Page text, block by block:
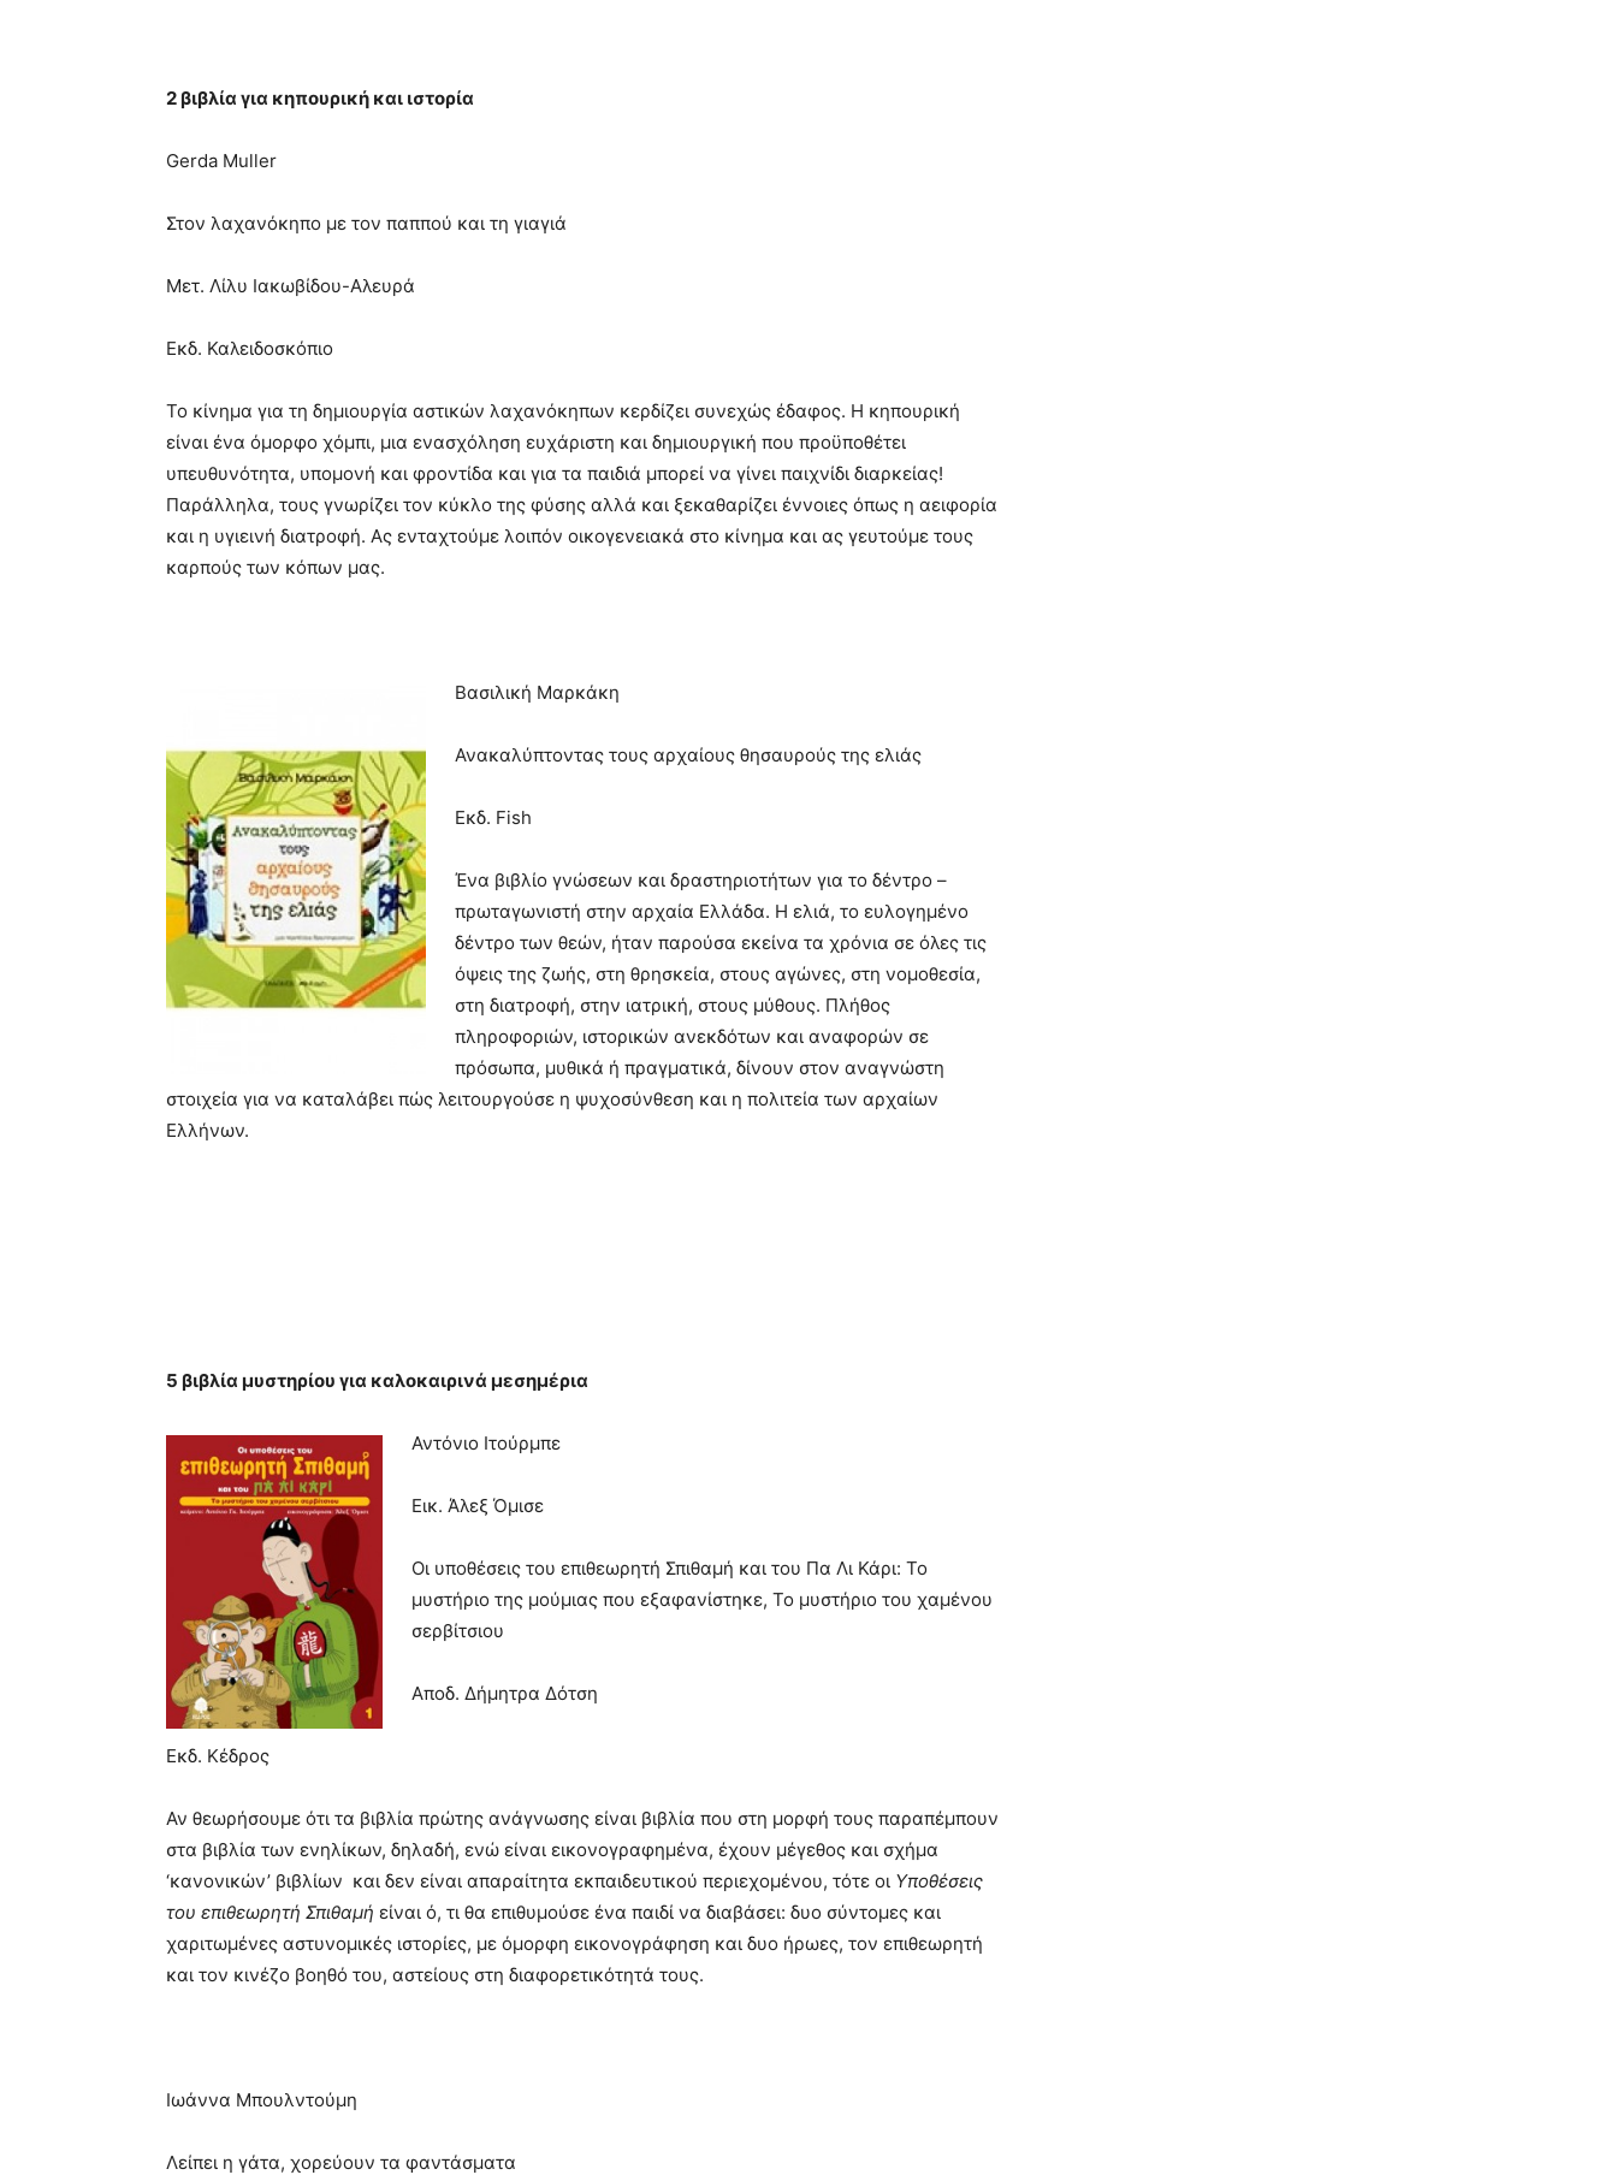
2 βιβλία για κηπουρική και ιστορία
Gerda Muller
Στον λαχανόκηπο με τον παππού και τη γιαγιά
Μετ. Λίλυ Ιακωβίδου-Αλευρά
Εκδ. Καλειδοσκόπιο
Το κίνημα για τη δημιουργία αστικών λαχανόκηπων κερδίζει συνεχώς έδαφος. Η κηπουρική
είναι ένα όμορφο χόμπι, μια ενασχόληση ευχάριστη και δημιουργική που προϋποθέτει
υπευθυνότητα, υπομονή και φροντίδα και για τα παιδιά μπορεί να γίνει παιχνίδι διαρκείας!
Παράλληλα, τους γνωρίζει τον κύκλο της φύσης αλλά και ξεκαθαρίζει έννοιες όπως η αειφορία
και η υγιεινή διατροφή. Ας ενταχτούμε λοιπόν οικογενειακά στο κίνημα και ας γευτούμε τους
καρπούς των κόπων μας.
Βασιλική Μαρκάκη
Ανακαλύπτοντας τους αρχαίους θησαυρούς της ελιάς
Εκδ. Fish
Ένα βιβλίο γνώσεων και δραστηριοτήτων για το δέντρο –
πρωταγωνιστή στην αρχαία Ελλάδα. Η ελιά, το ευλογημένο
δέντρο των θεών, ήταν παρούσα εκείνα τα χρόνια σε όλες τις
όψεις της ζωής, στη θρησκεία, στους αγώνες, στη νομοθεσία,
στη διατροφή, στην ιατρική, στους μύθους. Πλήθος
πληροφοριών, ιστορικών ανεκδότων και αναφορών σε
πρόσωπα, μυθικά ή πραγματικά, δίνουν στον αναγνώστη
στοιχεία για να καταλάβει πώς λειτουργούσε η ψυχοσύνθεση και η πολιτεία των αρχαίων
Ελλήνων.
5 βιβλία μυστηρίου για καλοκαιρινά μεσημέρια
Αντόνιο Ιτούρμπε
Εικ. Άλεξ Όμισε
Οι υποθέσεις του επιθεωρητή Σπιθαμή και του Πα Λι Κάρι: Το
μυστήριο της μούμιας που εξαφανίστηκε, Το μυστήριο του χαμένου
σερβίτσιου
Αποδ. Δήμητρα Δότση
Εκδ. Κέδρος
Αν θεωρήσουμε ότι τα βιβλία πρώτης ανάγνωσης είναι βιβλία που στη μορφή τους παραπέμπουν
στα βιβλία των ενηλίκων, δηλαδή, ενώ είναι εικονογραφημένα, έχουν μέγεθος και σχήμα
‘κανονικών’ βιβλίων και δεν είναι απαραίτητα εκπαιδευτικού περιεχομένου, τότε οι Υποθέσεις
του επιθεωρητή Σπιθαμή είναι ό, τι θα επιθυμούσε ένα παιδί να διαβάσει: δυο σύντομες και
χαριτωμένες αστυνομικές ιστορίες, με όμορφη εικονογράφηση και δυο ήρωες, τον επιθεωρητή
και τον κινέζο βοηθό του, αστείους στη διαφορετικότητά τους.
Ιωάννα Μπουλντούμη
Λείπει η γάτα, χορεύουν τα φαντάσματα